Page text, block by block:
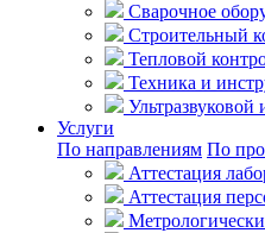
Сварочное
Строительный
Тепловой
Техника и
Ультразвуковой
Услуги
По направлениям По
Аттестация
Аттестация